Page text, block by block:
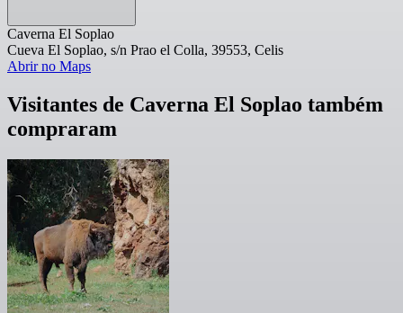
Caverna El Soplao
Cueva El Soplao, s/n Prao el Colla, 39553, Celis
Abrir no Maps
Visitantes de Caverna El Soplao também
compraram